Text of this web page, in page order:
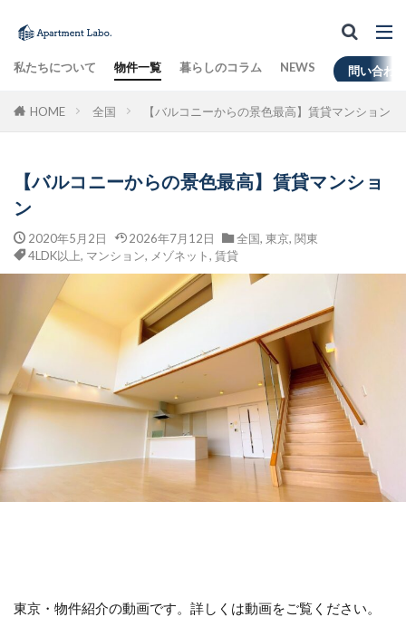
私たちについて 物件一覧 暮らしのコラム NEWS 問い合わせ
HOME 全国 【バルコニーからの景色最高】賃貸マンション
【バルコニーからの景色最高】賃貸マンショ
ン
2020年5月2日 2026年7月12日 全国, 東京, 関東
4LDK以上, マンション, メゾネット, 賃貸
東京・物件紹介の動画です。詳しくは動画をご覧ください。